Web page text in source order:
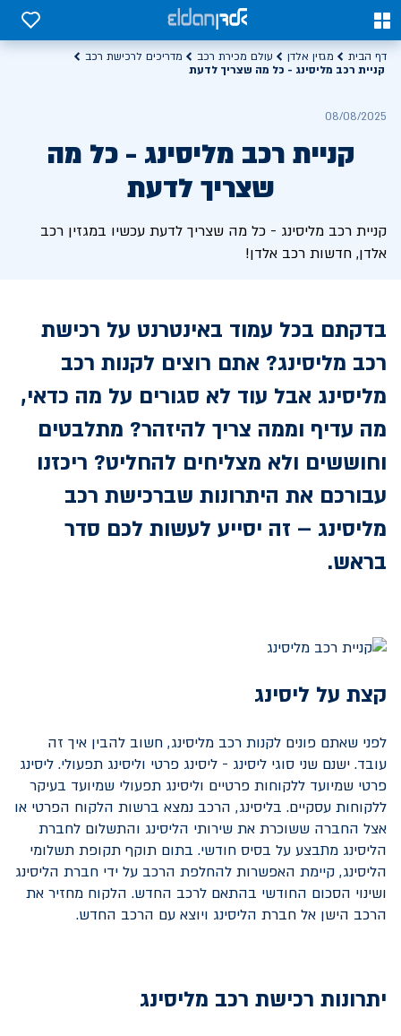
0
0
דף הבית מגזין אלדן עולם מכירת רכב
מדריכים לרכישת רכב
קניית רכב מליסינג - כל מה שצריך לדעת
08/08/2025
קניית רכב מליסינג - כל מה
שצריך לדעת
קניית רכב מליסינג - כל מה שצריך לדעת עכשיו במגזין רכב
אלדן, חדשות רכב אלדן!
בדקתם בכל עמוד באינטרנט על רכישת
רכב מליסינג? אתם רוצים לקנות רכב
מליסינג אבל עוד לא סגורים על מה כדאי,
מה עדיף וממה צריך להיזהר? מתלבטים
וחוששים ולא מצליחים להחליט? ריכזנו
עבורכם את היתרונות שברכישת רכב
מליסינג – זה יסייע לעשות לכם סדר
בראש.
קצת על ליסינג
לפני שאתם פונים לקנות רכב מליסינג, חשוב להבין איך זה
עובד. ישנם שני סוגי ליסינג - ליסינג פרטי וליסינג תפעולי. ליסינג
פרטי שמיועד ללקוחות פרטיים וליסינג תפעולי שמיועד בעיקר
ללקוחות עסקיים. בליסינג, הרכב נמצא ברשות הלקוח הפרטי או
אצל החברה ששוכרת את שירותי הליסינג והתשלום לחברת
הליסינג מתבצע על בסיס חודשי. בתום תוקף תקופת תשלומי
הליסינג, קיימת האפשרות להחלפת הרכב על ידי חברת הליסינג
ושינוי הסכום החודשי בהתאם לרכב החדש. הלקוח מחזיר את
הרכב הישן אל חברת הליסינג ויוצא עם הרכב החדש.
יתרונות רכישת רכב מליסינג